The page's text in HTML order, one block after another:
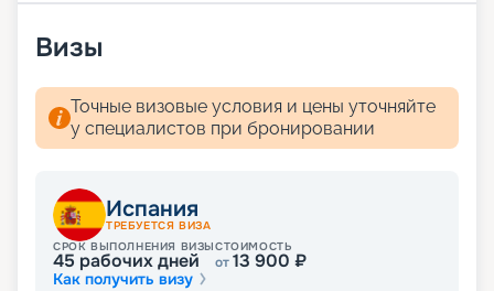
онлайн на нашем сайте. Здесь представлено
путевки, описание кают и прочая информация.
волшебные пейзажи Средиземного моря! А для
того чтобы получить лучшие места,
воспользуйтесь услугой раннего бронирования.
Визы
Точные визовые условия и цены уточняйте
у специалистов при бронировании
Испания
ТРЕБУЕТСЯ ВИЗА
СРОК ВЫПОЛНЕНИЯ ВИЗЫ
45 рабочих дней
СТОИМОСТЬ
от13 900 ₽
Как получить визу